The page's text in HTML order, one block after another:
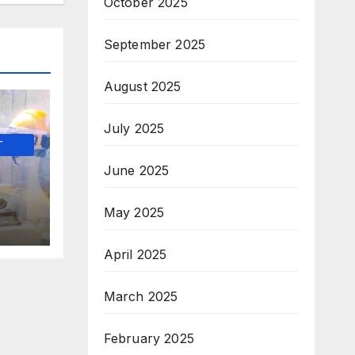
на
September 2025
August 2025
July 2025
June 2025
May 2025
April 2025
March 2025
February 2025